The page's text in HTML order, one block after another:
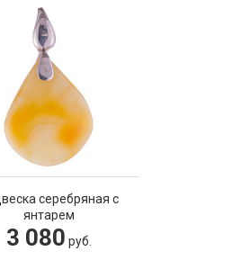
серебряная с
янтарем
3 080 руб.